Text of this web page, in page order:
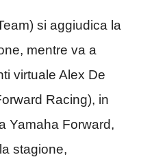
si aggiudica la
mentre va a
virtuale Alex De
Racing), in
Yamaha Forward,
stagione,